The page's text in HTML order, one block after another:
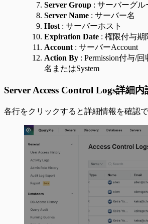
Server Group : サーバーグル
Server Name : サーバー名
Host : サーバーホスト
Expiration Date : 権限付与期
Account : サーバーAccount
Action By : Permission付与/
名またはSystem
Server Access Control Logs詳細
各行をクリックすると詳細情報を確認で